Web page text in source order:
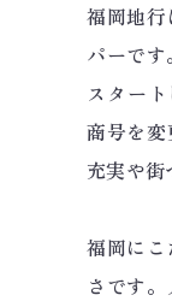
福岡地
パーで
スター
商号を
充実や街
福岡に
さです